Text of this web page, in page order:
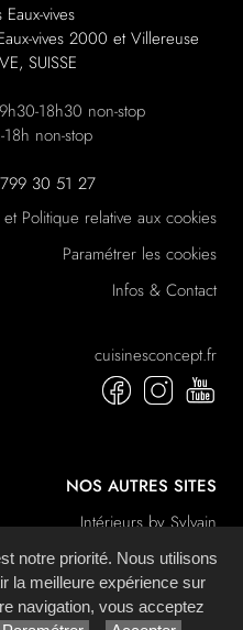
vives
vives 2000 et Villereuse
SUISSE
18h30 non-stop
non-stop
30 51 27
Politique relative aux cookies
Paramétrer les cookies
Infos & Contact
cuisinesconcept.fr
NOS AUTRES SITES
Intérieurs by Sylvain
La Boutique du Sommeil
de Contenu (SGC)imagenia, créé et
notre priorité. Nous utilisons
la meilleure expérience sur
navigation, vous acceptez